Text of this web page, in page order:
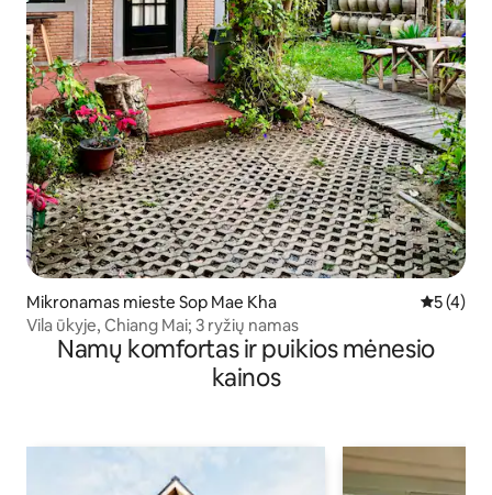
Mikronamas mieste Sop Mae Kha Vidutinis
5 (4)
Vila ūkyje, Chiang Mai; 3 ryžių namas
Namų komfortas ir puikios mėnesio
kainos